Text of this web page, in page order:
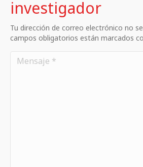
investigador
Tu dirección de correo electrónico no
campos obligatorios están marcados